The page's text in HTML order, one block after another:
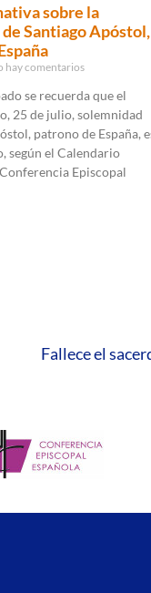
sobre la
Santiago Apóstol,
hay comentarios
se recuerda que el
25 de julio, solemnidad
patrono de España,
según el Calendario
Episcopal
Fallece el